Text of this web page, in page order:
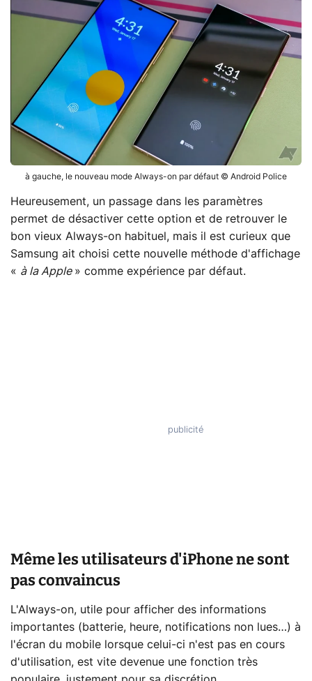
à gauche, le nouveau mode Always-on par défaut © Android Police
Heureusement, un passage dans les paramètres
permet de désactiver cette option et de retrouver le
bon vieux Always-on habituel, mais il est curieux que
Samsung ait choisi cette nouvelle méthode d'affichage
« à la Apple » comme expérience par défaut.
Même les utilisateurs d'iPhone ne sont
pas convaincus
L'Always-on, utile pour afficher des informations
importantes (batterie, heure, notifications non lues…) à
l'écran du mobile lorsque celui-ci n'est pas en cours
d'utilisation, est vite devenue une fonction très